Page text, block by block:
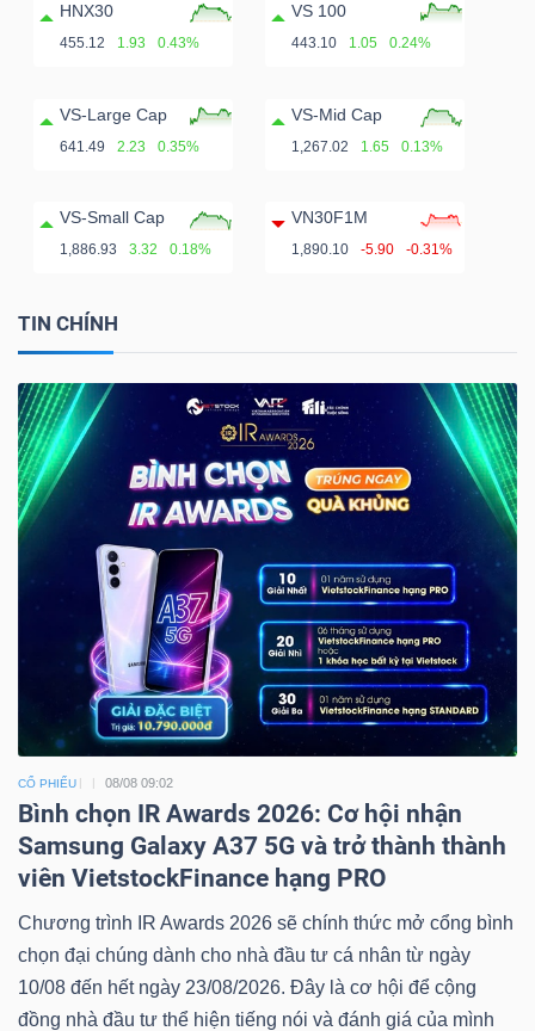
HNX30
455.12 1.93 0.43%
VS 100
443.10 1.05 0.24%
VS-Large Cap
641.49 2.23 0.35%
VS-Mid Cap
1,267.02 1.65 0.13%
VS-Small Cap
1,886.93 3.32 0.18%
VN30F1M
1,890.10 -5.90 -0.31%
TIN CHÍNH
CỔ PHIẾU 08/08 09:02
Bình chọn IR Awards 2026: Cơ hội nhận
Samsung Galaxy A37 5G và trở thành thành
viên VietstockFinance hạng PRO
Chương trình IR Awards 2026 sẽ chính thức mở cổng bình
chọn đại chúng dành cho nhà đầu tư cá nhân từ ngày
10/08 đến hết ngày 23/08/2026. Đây là cơ hội để cộng
đồng nhà đầu tư thể hiện tiếng nói và đánh giá của mình